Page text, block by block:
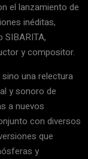
el lanzamiento de
inéditas,
y compositor.
sino una relectura
y sonoro de
a nuevos
con diversos
que
y